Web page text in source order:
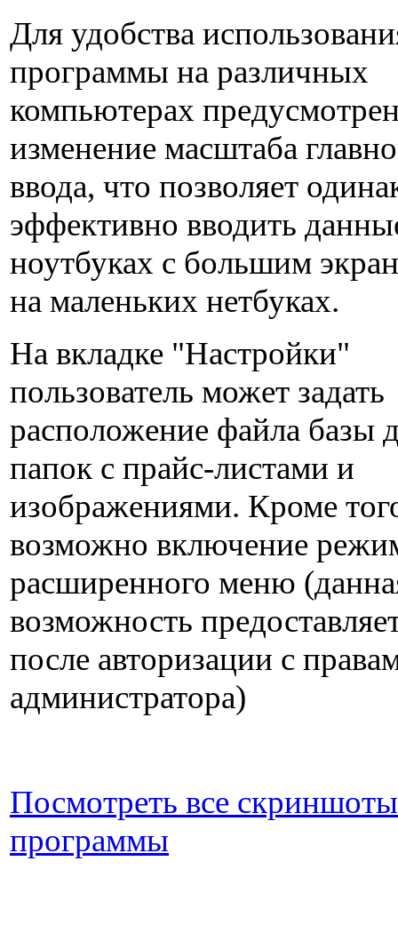
Для удобства
программы на различных
компьютерах
изменение масштаба
ввода, что позволяет
эффективно вводить
ноутбуках с большим
на маленьких нетбуках.
На вкладке "Настройки"
пользователь может задать
расположение файла базы
папок с прайс-листами и
изображениями. Кроме
возможно включение
расширенного меню
возможность
после авторизации с
администратора)
Посмотреть все скриншоты
программы